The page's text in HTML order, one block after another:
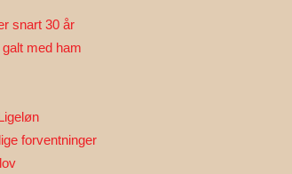
snart 30 år
galt med ham
forventninger